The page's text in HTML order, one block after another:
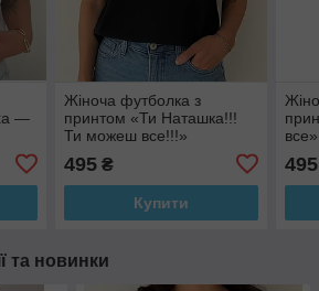
—
Жіноча футболка з
принтом «Ти Наташка!!!
Ти можеш все!!!»
495₴
Купити
все»
495
та новинки